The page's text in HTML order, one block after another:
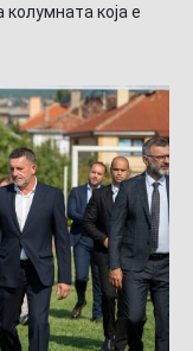
која е